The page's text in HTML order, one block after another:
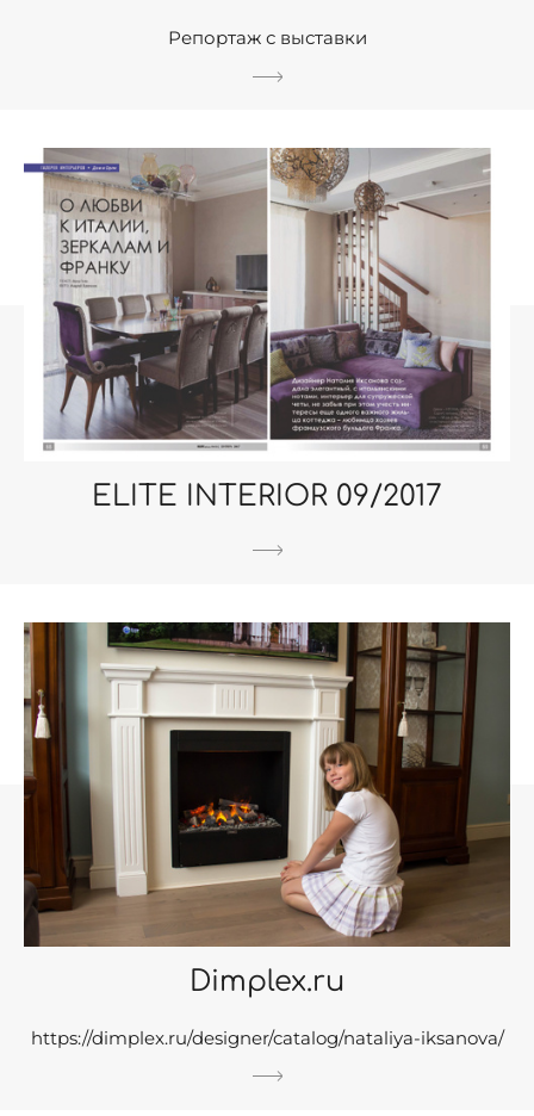
Репортаж с выставки
ELITE INTERIOR 09/2017
Dimplex.ru
https://dimplex.ru/designer/catalog/nataliya-iksanova/